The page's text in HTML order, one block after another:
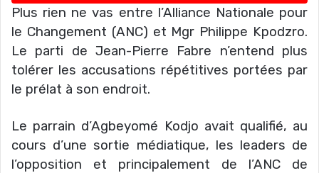
Plus rien ne vas entre l’Alliance Nationale pour
le Changement (ANC) et Mgr Philippe Kpodzro.
Le parti de Jean-Pierre Fabre n’entend plus
tolérer les accusations répétitives portées par
le prélat à son endroit.
Le parrain d’Agbeyomé Kodjo avait qualifié, au
cours d’une sortie médiatique, les leaders de
l’opposition et principalement de l’ANC de